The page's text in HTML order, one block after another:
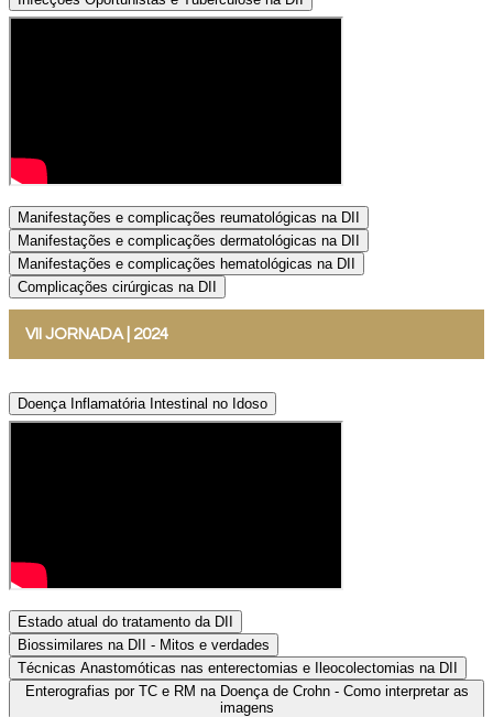
Manifestações e complicações reumatológicas na DII
Manifestações e complicações dermatológicas na DII
Manifestações e complicações hematológicas na DII
Complicações cirúrgicas na DII
VII JORNADA | 2024
Doença Inflamatória Intestinal no Idoso
Estado atual do tratamento da DII
Biossimilares na DII - Mitos e verdades
Técnicas Anastomóticas nas enterectomias e Ileocolectomias na DII
Enterografias por TC e RM na Doença de Crohn - Como interpretar as
imagens